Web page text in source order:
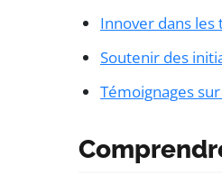
Innover dans les
Soutenir des
Témoignages